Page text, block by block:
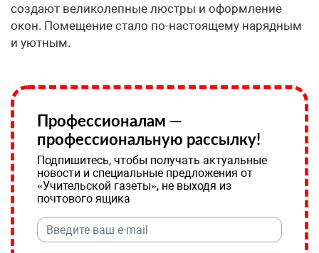
создают великолепные люстры и оформление
окон. Помещение стало по-настоящему нарядным
и уютным.
Профессионалам —
профессиональную рассылку!
Подпишитесь, чтобы получать актуальные
новости и специальные предложения от
«Учительской газеты», не выходя из
почтового ящика